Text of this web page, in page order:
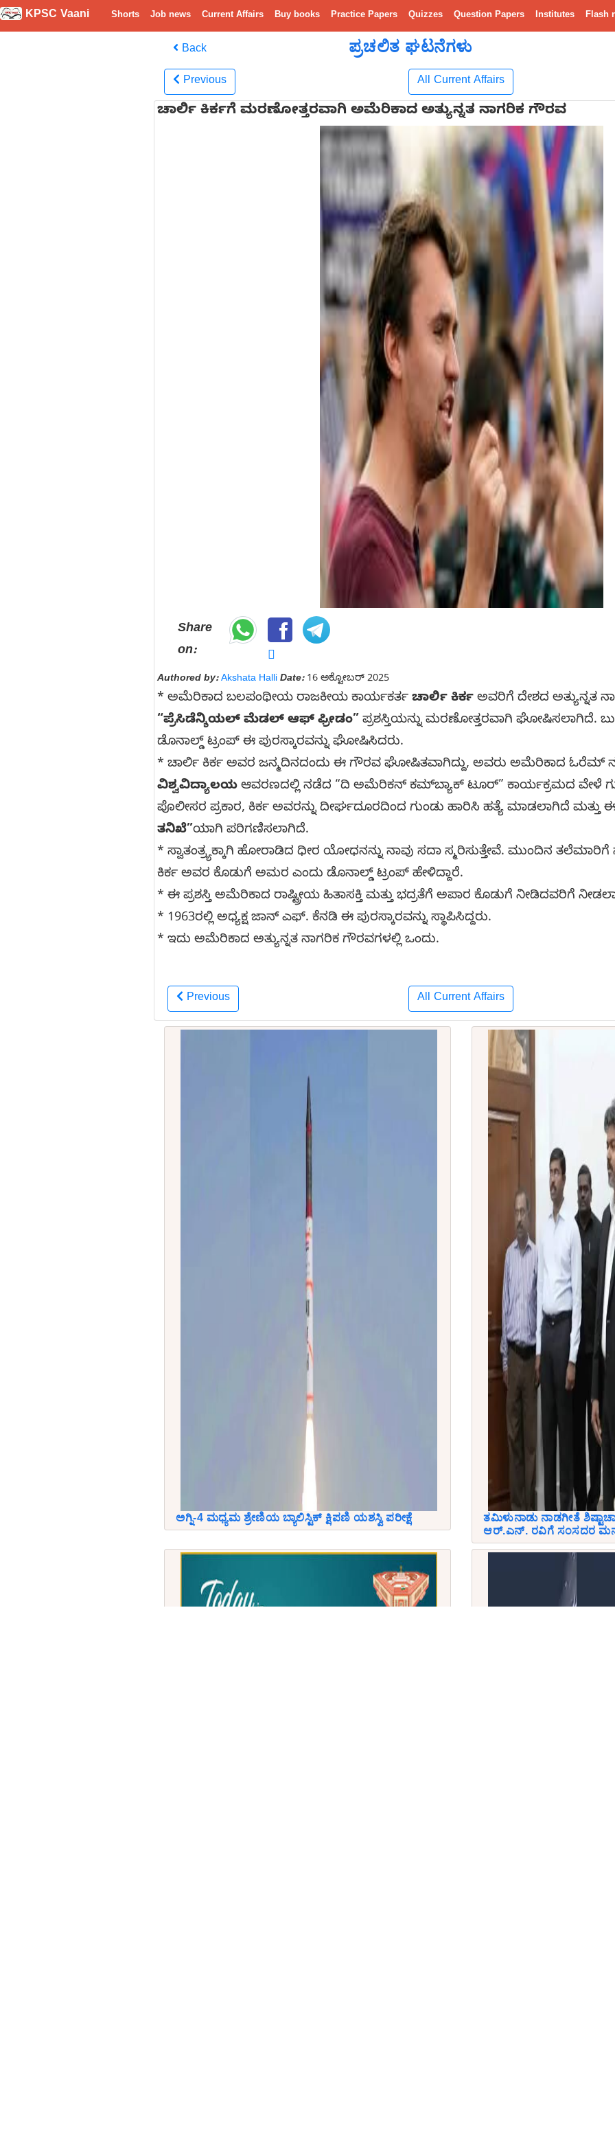
KPSC Vaani Shorts Job news Current Affairs Buy books Practice Papers Quizzes Question Papers Institutes Flash
Back ಪ್ರಚಲಿತ ಘಟನೆಗಳು
Previous All Current Affairs
ಚಾರ್ಲಿ ಕಿರ್ಕಗೆ ಮರಣೋತ್ತರವಾಗಿ ಅಮೆರಿಕಾದ ಅತ್ಯುನ್ನತ ನಾಗರಿಕ ಗೌರವ
Share
on:
Authored by: Akshata Halli Date:16 ಅಕ್ಟೋಬರ್ 2025
* ಅಮೆರಿಕಾದ ಬಲಪಂಥೀಯ ರಾಜಕೀಯ ಕಾರ್ಯಕರ್ತ ಚಾರ್ಲಿ ಕಿರ್ಕ ಅವರಿಗೆ ದೇಶದ ಅತ್ಯುನ್ನತ
“ಪ್ರೆಸಿಡೆನ್ಶಿಯಲ್ ಮೆಡಲ್ ಆಫ್ ಫ್ರೀಡಂ” ಪ್ರಶಸ್ತಿಯನ್ನು ಮರಣೋತ್ತರವಾಗಿ ಘೋಷಿಸಲಾಗಿದೆ.
ಡೊನಾಲ್ಡ್ ಟ್ರಂಪ್ ಈ ಪುರಸ್ಕಾರವನ್ನು ಘೋಷಿಸಿದರು.
* ಚಾರ್ಲಿ ಕಿರ್ಕ ಅವರ ಜನ್ಮದಿನದಂದು ಈ ಗೌರವ ಘೋಷಿತವಾಗಿದ್ದು, ಅವರು ಅಮೆರಿಕಾದ ಓರೆಮ್
ವಿಶ್ವವಿದ್ಯಾಲಯ ಆವರಣದಲ್ಲಿ ನಡೆದ “ದಿ ಅಮೆರಿಕನ್ ಕಮ್‌ಬ್ಯಾಕ್ ಟೂರ್” ಕಾರ್ಯಕ್ರಮದ ವೇಳೆ
ಪೊಲೀಸರ ಪ್ರಕಾರ, ಕಿರ್ಕ ಅವರನ್ನು ದೀರ್ಘದೂರದಿಂದ ಗುಂಡು ಹಾರಿಸಿ ಹತ್ಯೆ ಮಾಡಲಾಗಿದೆ ಮತ್ತು
ತನಿಖೆ”ಯಾಗಿ ಪರಿಗಣಿಸಲಾಗಿದೆ.
* ಸ್ವಾತಂತ್ರ್ಯಕ್ಕಾಗಿ ಹೋರಾಡಿದ ಧೀರ ಯೋಧನನ್ನು ನಾವು ಸದಾ ಸ್ಮರಿಸುತ್ತೇವೆ. ಮುಂದಿನ
ಕಿರ್ಕ ಅವರ ಕೊಡುಗೆ ಅಮರ ಎಂದು ಡೊನಾಲ್ಡ್ ಟ್ರಂಪ್ ಹೇಳಿದ್ದಾರೆ.
* ಈ ಪ್ರಶಸ್ತಿ ಅಮೆರಿಕಾದ ರಾಷ್ಟ್ರೀಯ ಹಿತಾಸಕ್ತಿ ಮತ್ತು ಭದ್ರತೆಗೆ ಅಪಾರ ಕೊಡುಗೆ ನೀಡಿದವರಿಗೆ
* 1963ರಲ್ಲಿ ಅಧ್ಯಕ್ಷ ಜಾನ್ ಎಫ್. ಕೆನಡಿ ಈ ಪುರಸ್ಕಾರವನ್ನು ಸ್ಥಾಪಿಸಿದ್ದರು.
* ಇದು ಅಮೆರಿಕಾದ ಅತ್ಯುನ್ನತ ನಾಗರಿಕ ಗೌರವಗಳಲ್ಲಿ ಒಂದು.
Previous All Current Affairs
ಅಗ್ನಿ-4 ಮಧ್ಯಮ ಶ್ರೇಣಿಯ ಬ್ಯಾಲಿಸ್ಟಿಕ್ ಕ್ಷಿಪಣಿ ಯಶಸ್ವಿ ಪರೀಕ್ಷೆ
ತಮಿಳುನಾಡು ನಾಡಗೀತೆ
ಆರ್.ಎನ್. ರವಿಗೆ ಸಂಸದರ